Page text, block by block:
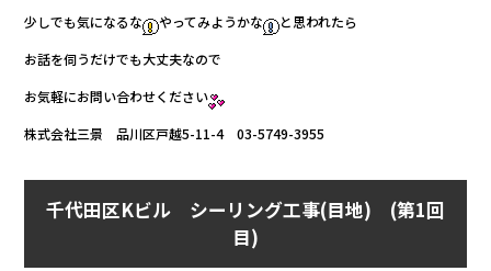
少しでも気になるな
やってみようかな
と思われたら
お話を伺うだけでも大丈夫なので
お気軽にお問い合わせください
株式会社三景 品川区戸越5-11-4 03-5749-3955
千代田区Kビル シーリング工事(目地) (第1回
目)